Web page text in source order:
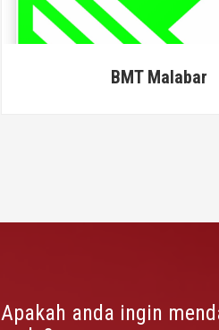
BMT
Apakah anda ingin